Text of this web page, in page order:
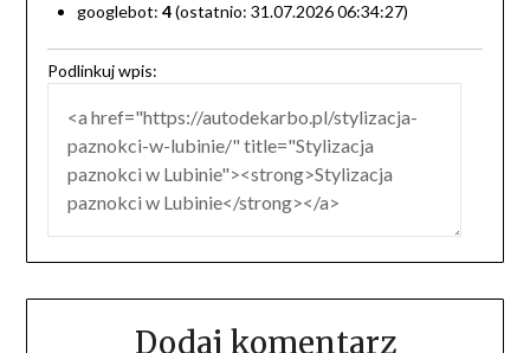
googlebot: 4(ostatnio: 31.07.2026 06:34:27)
Podlinkuj wpis:
Dodaj komentarz